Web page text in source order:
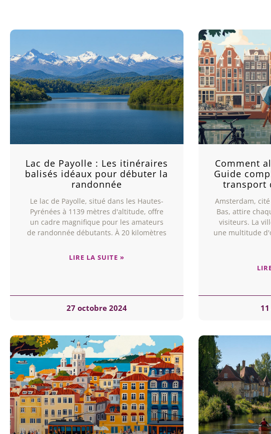
Lac de Payolle : Les itinéraires
balisés idéaux pour débuter la
randonnée
Le lac de Payolle, situé dans les Hautes-
Pyrénées à 1139 mètres d'altitude, offre
un cadre magnifique pour les amateurs
de randonnée débutants. À 20 kilomètres
LIRE LA SUITE »
27 octobre 2024
Comment
Guide
transport
Amsterdam,
Bas, attire
visiteurs. La
une multitude